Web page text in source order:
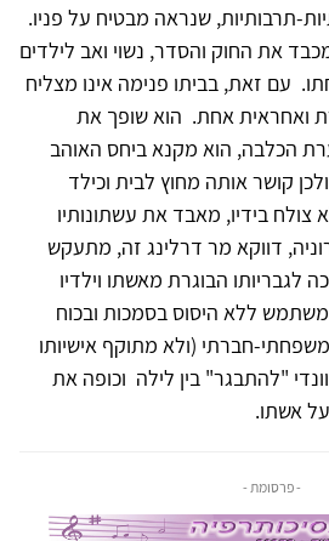
תרבותיות, שנראה מבטיח על פניו.
את החוק והסדר, נשוי ואב לילדים
עם זאת, בביתו פנימה אינו מצליח
ואחראית אחת. הוא שופך את
הכלבה, הוא מקנא ביחס האוהב
קושר אותה מחוץ לבית וכילד
בידיו, מאבד את עשתונותיו
דווקא מר דרלינג זה, מתעקש
לגבריותו הבוגרת מאשתו וילדיו
משתמש ללא היסוס בסמכות ובכוח
חברתי (ולא מתוקף אישיותו
"להתבגר" בין לילה וכופה את
על אשתו.
- פרסומת -